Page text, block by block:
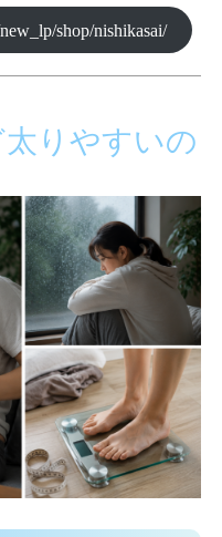
shop/nishikasai/
りやすいの